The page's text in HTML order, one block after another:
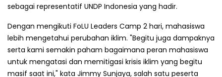
sebagai representatif UNDP Indonesia yang hadir.
Dengan mengikuti FoLU Leaders Camp 2 hari, mahasiswa
lebih mengetahui perubahan iklim. "Begitu juga dampaknya
serta kami semakin paham bagaimana peran mahasiswa
untuk mengatasi dan memitigasi krisis iklim yang begitu
masif saat ini," kata Jimmy Sunjaya, salah satu peserta